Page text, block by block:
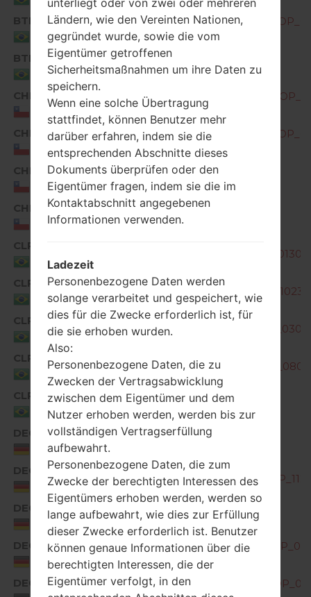
BTM
Brazil
BTM
Brazil
G850EMW40a_00_0630.kdz
CHL
Chile
CHL
Chile
CHL
Chile
G850EMW40a_00_0630.kdz
CHL
Chile
G850EMW40a_01_0120.kdz
CLR
Brazil
CLR
Brazil
CLR
Brazil
CLR
Brazil
CLR
Brazil
G850EMW40a_00_0630.kdz
DEC
Germany
G850EMW10d_00_0131.kdz
DEC
Germany
DEC
Germany
G850EMW10e_00_0313.kdz
DEC
Germany
DEC
unterliegt oder von zwei oder mehreren
Ländern, wie den Vereinten Nationen,
gegründet wurde, sowie die vom
Eigentümer getroffenen
Sicherheitsmaßnahmen um ihre Daten zu
speichern.
Wenn eine solche Übertragung
stattfindet, können Benutzer mehr
darüber erfahren, indem sie die
entsprechenden Abschnitte dieses
Dokuments überprüfen oder den
Eigentümer fragen, indem sie die im
Kontaktabschnitt angegebenen
Informationen verwenden.
Ladezeit
Personenbezogene Daten werden
solange verarbeitet und gespeichert, wie
dies für die Zwecke erforderlich ist, für
die sie erhoben wurden.
Also:
Personenbezogene Daten, die zu
Zwecken der Vertragsabwicklung
zwischen dem Eigentümer und dem
Nutzer erhoben werden, werden bis zur
vollständigen Vertragserfüllung
aufbewahrt.
Personenbezogene Daten, die zum
Zwecke der berechtigten Interessen des
Eigentümers erhoben werden, werden so
lange aufbewahrt, wie dies zur Erfüllung
dieser Zwecke erforderlich ist. Benutzer
können genaue Informationen über die
berechtigten Interessen, die der
Eigentümer verfolgt, in den